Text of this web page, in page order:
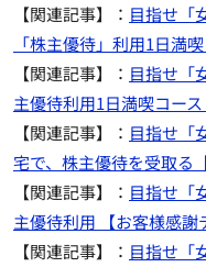
【関連記事】： 目指せ「
「株主優待」利用1日満
【関連記事】： 目指せ「
主優待利用1日満喫コース
【関連記事】： 目指せ「
宅で、株主優待を受取る
【関連記事】： 目指せ「
主優待利用 【お客様感謝
【関連記事】： 目指せ「